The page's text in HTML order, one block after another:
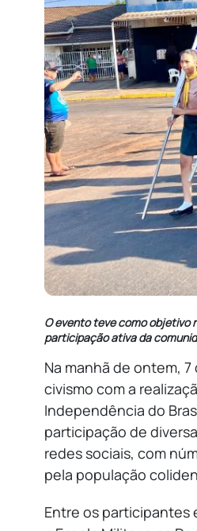
O evento teve como objetivo
participação ativa da
Na manhã de ontem,
civismo com a
Independência do
participação de
redes sociais, com
pela população
Entre os participantes